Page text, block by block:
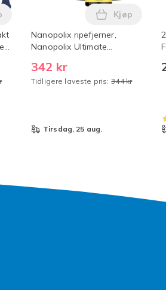
skjærebrett i rustfritt stål,
Rask frakt VM Norge Drakt
Nanopolix ripefjerner,
Nanopolix Ultimate
Sparkle-klut for alle bilriper
342 kr
Tidligere laveste pris: 344 kr
Legg
Kjøp
tirsdag, 25 aug.